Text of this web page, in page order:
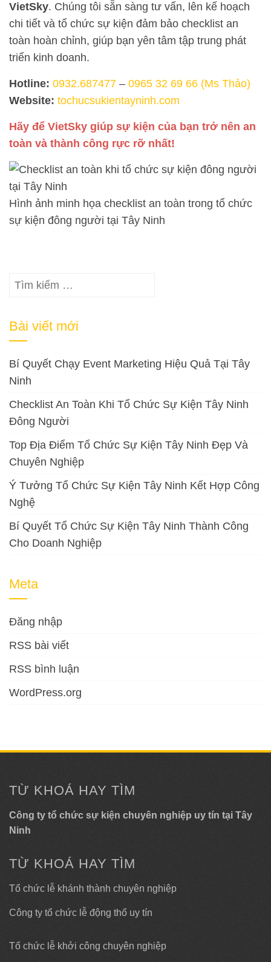
VietSky. Chúng tôi sẵn sàng tư vấn, lên kế hoạch
chi tiết và tổ chức sự kiện đảm bảo checklist an
toàn hoàn chỉnh, giúp bạn yên tâm tập trung phát
triển kinh doanh.
Hotline: 0932.687477 – 0965 32 69 66 (Ms Thảo)
Website: tochucsukientayninh.com
Hãy để VietSky giúp sự kiện của bạn trở nên an
toàn và thành công rực rỡ nhất!
Hình ảnh minh họa checklist an toàn trong tổ chức
sự kiện đông người tại Tây Ninh
Tìm
Bài viết mới
Bí Quyết Chạy Event Marketing Hiệu Quả Tại Tây
Ninh
Checklist An Toàn Khi Tổ Chức Sự Kiện Tây Ninh
Đông Người
Top Địa Điểm Tổ Chức Sự Kiện Tây Ninh Đẹp Và
Chuyên Nghiệp
Ý Tưởng Tổ Chức Sự Kiện Tây Ninh Kết Hợp Công
Nghệ
Bí Quyết Tổ Chức Sự Kiện Tây Ninh Thành Công
Cho Doanh Nghiệp
Meta
Đăng nhập
RSS bài viết
RSS bình luận
WordPress.org
TỪ KHOÁ HAY TÌM
Công ty tổ chức sự kiện chuyên nghiệp uy tín tại Tây
Ninh
TỪ KHOÁ HAY TÌM
Tổ chức lễ khánh thành chuyên nghiệp
Công ty tổ chức lễ động thổ uy tín
Tổ chức lễ khởi công chuyên nghiệp